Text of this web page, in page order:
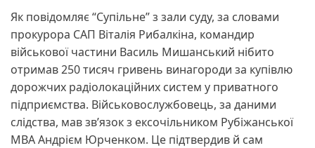
Як повідомляє “Супільне” з зали суду, за словами
прокурора САП Віталія Рибалкіна, командир
військової частини Василь Мишанський нібито
отримав 250 тисяч гривень винагороди за купівлю
дорожчих радіолокаційних систем у приватного
підприємства. Військовослужбовець, за даними
слідства, мав зв’язок з ексочільником Рубіжанської
МВА Андрієм Юрченком. Це підтвердив й сам